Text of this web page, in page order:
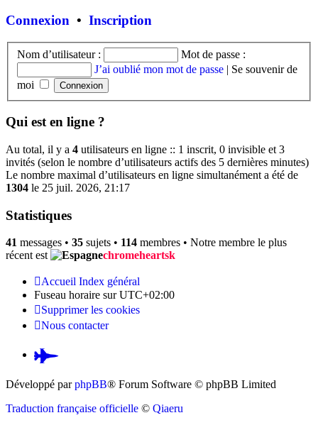
Connexion • Inscription
Nom d’utilisateur :
Mot de passe :
J’ai oublié mon mot de passe | Se souvenir de
moi
Qui est en ligne ?
Au total, il y a 4 utilisateurs en ligne :: 1 inscrit, 0 invisible et 3
invités (selon le nombre d’utilisateurs actifs des 5 dernières minutes)
Le nombre maximal d’utilisateurs en ligne simultanément a été de
1304 le 25 juil. 2026, 21:17
Statistiques
41 messages • 35 sujets • 114 membres • Notre membre le plus
récent est
chromeheartsk
Accueil Index général
Fuseau horaire surUTC+02:00
Supprimer les cookies
Nous contacter
Pardus.at
(S’ouvre
Développé parphpBB® Forum Software © phpBB Limited
Traduction française officielle © Qiaeru